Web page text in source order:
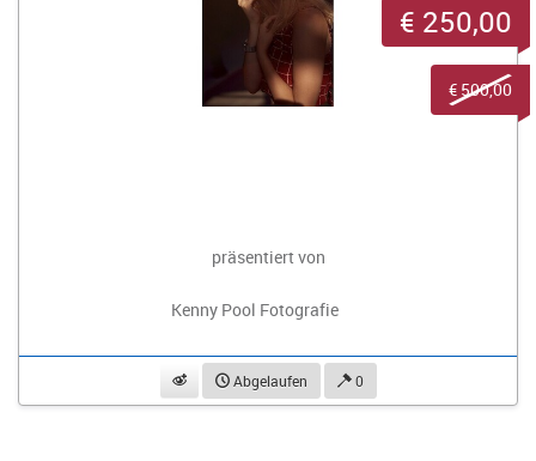
präsentiert von
Kenny Pool Fotografie
beobachtenAbgelaufen 0
€ 250,00
€ 500,00